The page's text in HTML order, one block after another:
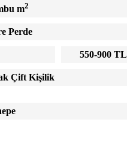
m2
Perde
550-900 TL
Çift Kişilik